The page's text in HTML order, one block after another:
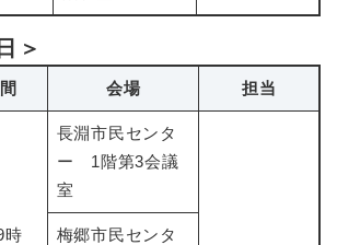
＞
会場 担当
時
長淵市民センタ
ー 1階第3会議
室
梅郷市民センタ